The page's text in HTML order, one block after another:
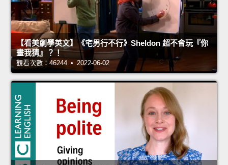
【看美劇學英文】《宅男行不行》Sheldon 超不會玩『你
畫我猜』？！
觀看次數：46244 • 2022-06-02